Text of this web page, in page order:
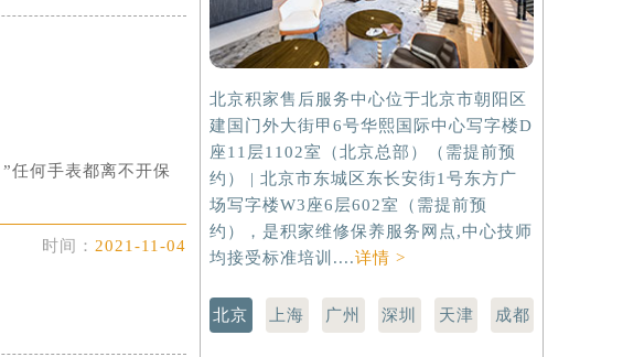
任何手表都离不开保
时间： 2021-11-04
北京积家售后服务中心位于北京市朝阳区
建国门外大街甲6号华熙国际中心写字楼D
座11层1102室（北京总部）（需提前预
约） | 北京市东城区东长安街1号东方广
场写字楼W3座6层602室（需提前预
约），是积家维修保养服务网点,中心技师
均接受标准培训....详情 >
北京 上海 广州 深圳 天津 成都